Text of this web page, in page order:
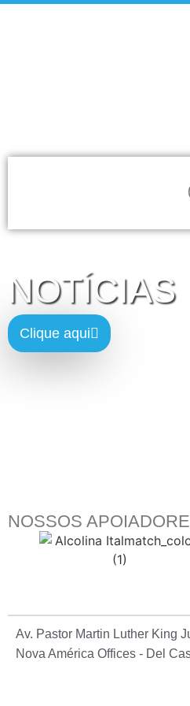
NOTÍCIAS
Clique aqui
NOSSOS
Av. Pastor Martin Luther King
Nova América Offices - Del